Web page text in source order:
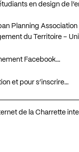
en design de
Planning Association
du Territoire –
Facebook…
et pour s’inscrire…
de la Charrette